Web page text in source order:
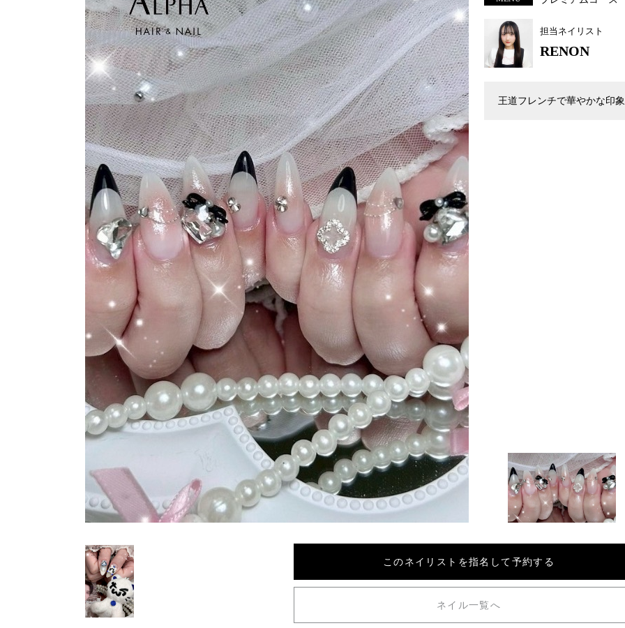
担当ネイリスト
RENON
王道フレンチで華やかな印
< BACK
このネイリストを指名して予約する
ネイル一覧へ